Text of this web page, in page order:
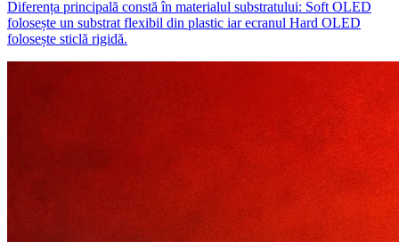
Diferența principală constă în materialul substratului: Soft OLED
folosește un substrat flexibil din plastic iar ecranul Hard OLED
folosește sticlă rigidă.